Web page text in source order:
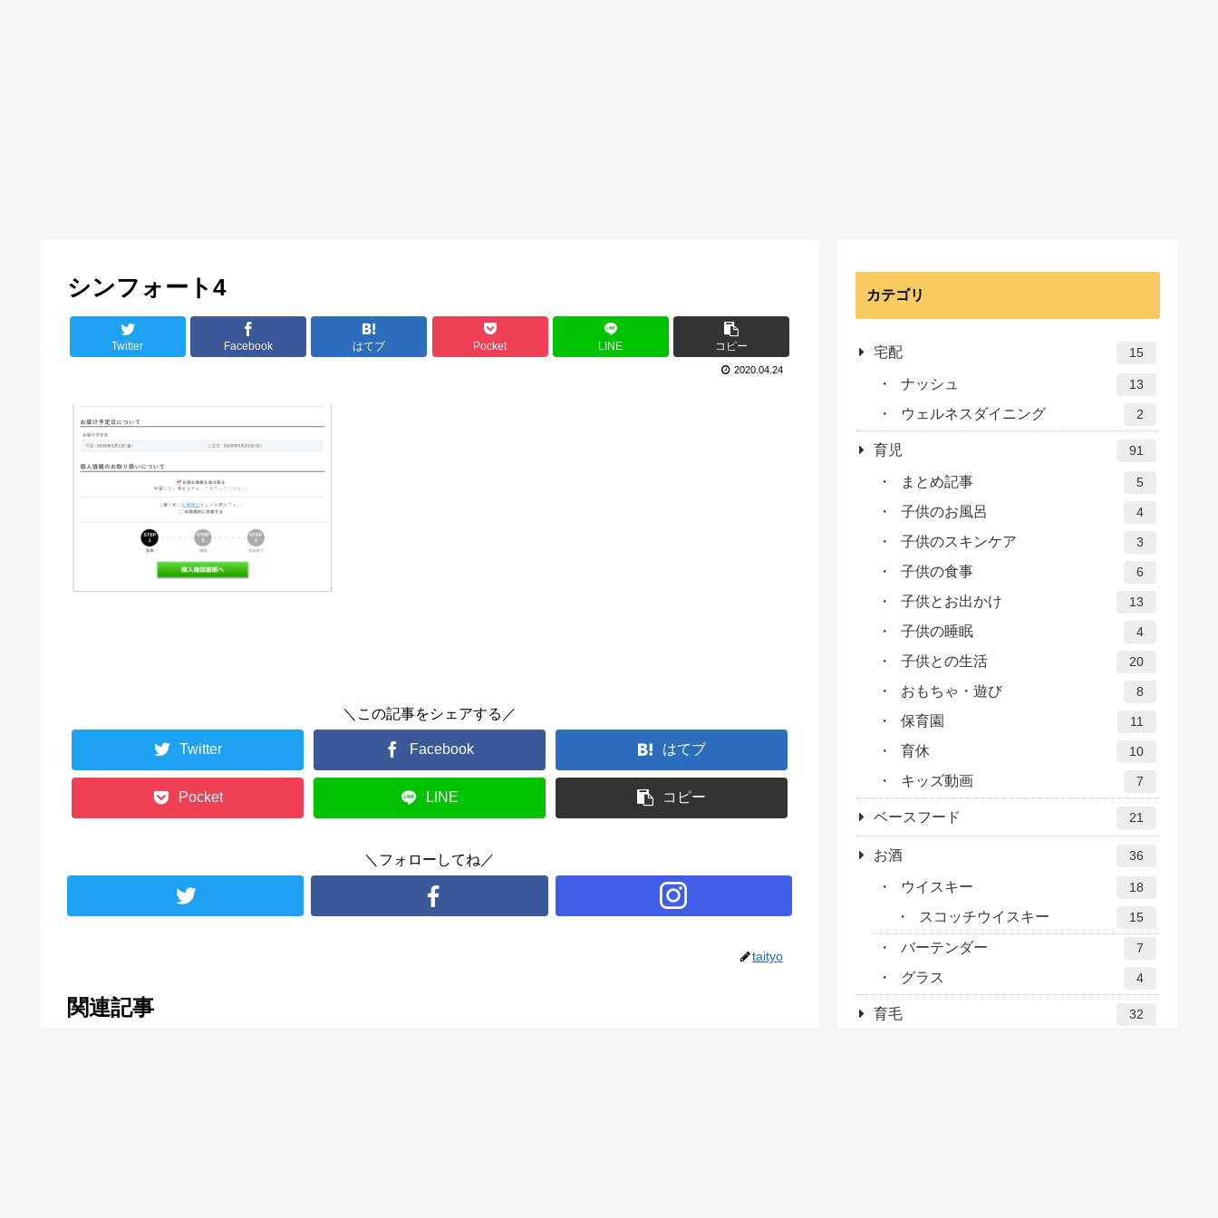
シンフォート4
Twitter Facebook はてブ Pocket LINE コピー
2020.04.24
＼この記事をシェアする／
Twitter Facebook はてブ
Pocket LINE コピー
＼フォローしてね／
taityo
関連記事
カテゴリ
宅配 15
ナッシュ 13
ウェルネスダイニング 2
育児 91
まとめ記事 5
子供のお風呂 4
子供のスキンケア 3
子供の食事 6
子供とお出かけ 13
子供の睡眠 4
子供との生活 20
おもちゃ・遊び 8
保育園 11
育休 10
キッズ動画 7
ベースフード 21
お酒 36
ウイスキー 18
スコッチウイスキー 15
バーテンダー 7
グラス 4
育毛 32